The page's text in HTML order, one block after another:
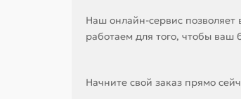
Наш онлайн-сервис
работаем для того, чтобы ваш
Начните свой заказ прямо